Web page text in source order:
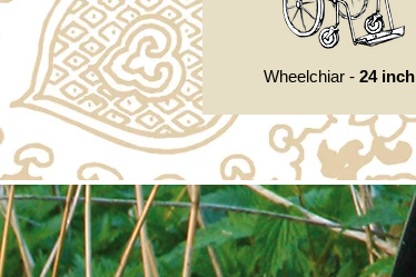
Wheelchiar - 24 inch